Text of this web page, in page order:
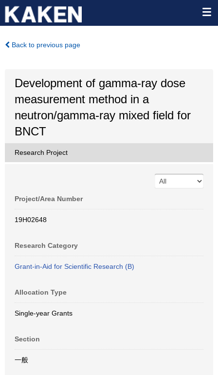
Back to previous page
Development of gamma-ray dose
measurement method in a
neutron/gamma-ray mixed field for
BNCT
Research Project
Project/Area Number
19H02648
Research Category
Grant-in-Aid for Scientific Research (B)
Allocation Type
Single-year Grants
Section
一般